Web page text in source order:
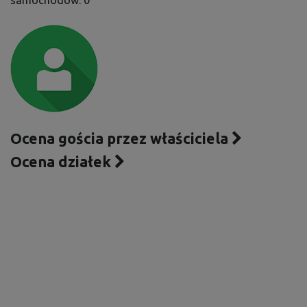
Ocena gościa przez właściciela
Ocena działek